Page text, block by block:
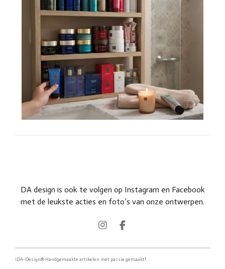
DA design is ook te volgen op Instagram en Facebook
met de leukste acties en foto’s van onze ontwerpen.
I
s
t
F
c
e
iDA-Design® Handgemaakte artikelen met passie gemaakt!